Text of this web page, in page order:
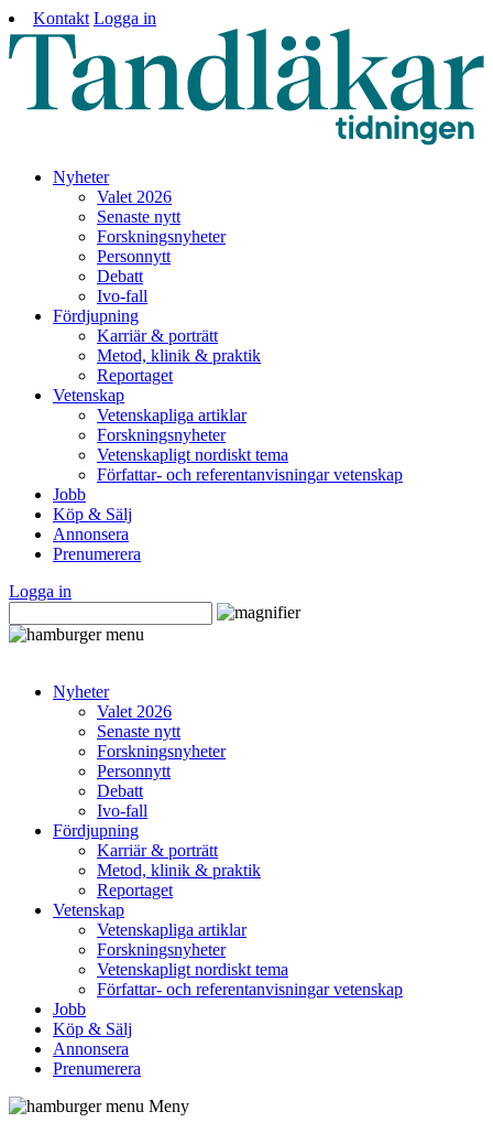
Kontakt Logga in
Nyheter
Valet 2026
Senaste nytt
Forskningsnyheter
Personnytt
Debatt
Ivo-fall
Fördjupning
Karriär & porträtt
Metod, klinik & praktik
Reportaget
Vetenskap
Vetenskapliga artiklar
Forskningsnyheter
Vetenskapligt nordiskt tema
Författar- och referentanvisningar vetenskap
Jobb
Köp & Sälj
Annonsera
Prenumerera
Logga in
Nyheter
Valet 2026
Senaste nytt
Forskningsnyheter
Personnytt
Debatt
Ivo-fall
Fördjupning
Karriär & porträtt
Metod, klinik & praktik
Reportaget
Vetenskap
Vetenskapliga artiklar
Forskningsnyheter
Vetenskapligt nordiskt tema
Författar- och referentanvisningar vetenskap
Jobb
Köp & Sälj
Annonsera
Prenumerera
Meny